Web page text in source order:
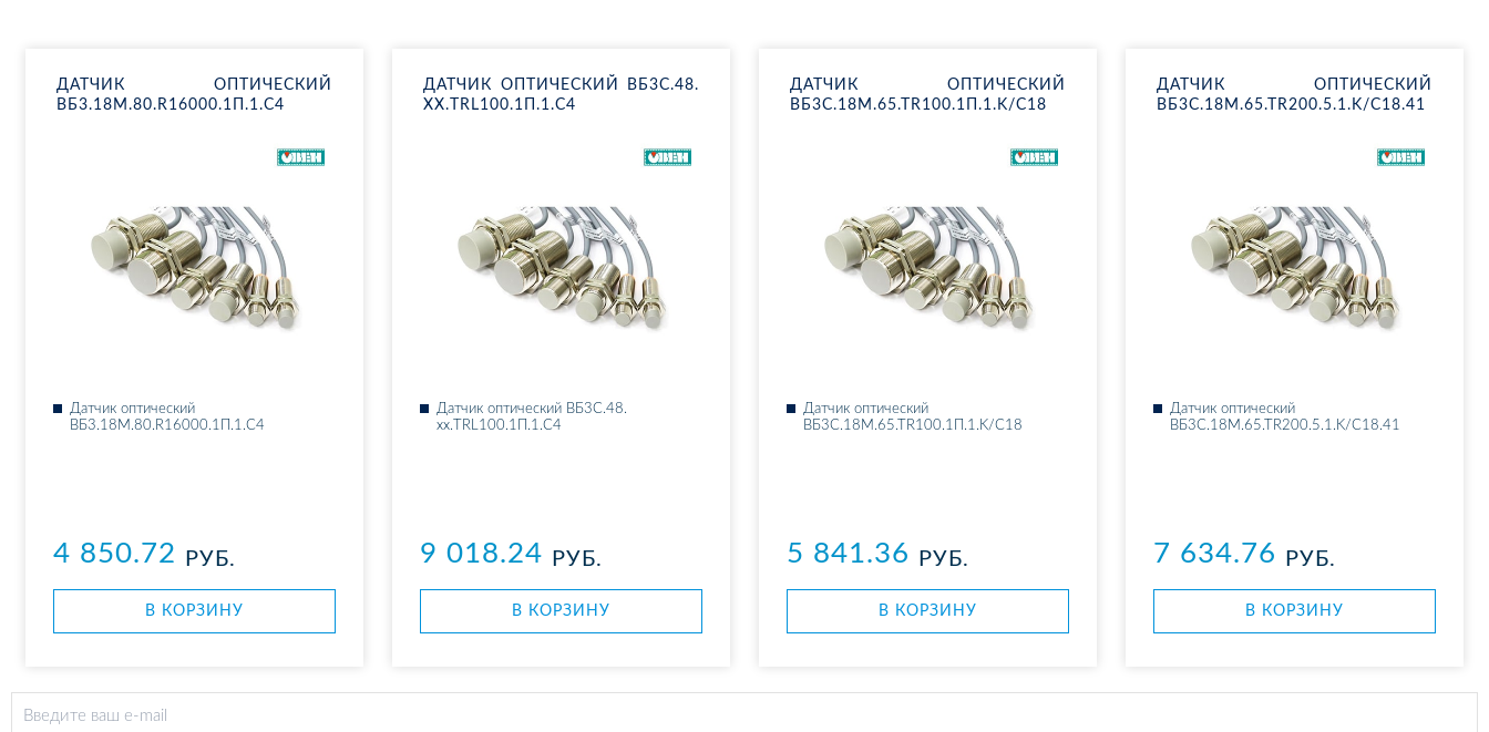
ДАТ­ЧИК ОП­ТИ­ЧЕ­СКИЙ
ВБ3.18М.80.R16000.1П.1.С4
Дат­чик оп­ти­че­ский
ВБ3.18М.80.R16000.1П.1.С4
4 850.72 РУБ.
В КОР­ЗИ­НУ
ДАТ­ЧИК ОП­ТИ­ЧЕ­СКИЙ ВБ3С.48.​
XX.ТRL100.1П.1.C4
Дат­чик оп­ти­че­ский ВБ3С.48.​
xx.ТRL100.1П.1.C4
9 018.24 РУБ.
В КОР­ЗИ­НУ
ДАТ­ЧИК ОП­ТИ­ЧЕ­СКИЙ
ВБ3С.18М.65.ТR100.1П.1.K/C18
Дат­чик оп­ти­че­ский
ВБ3С.18М.65.ТR100.1П.1.K/C18
5 841.36 РУБ.
В КОР­ЗИ­НУ
ДАТ­ЧИК ОП­ТИ­ЧЕ­СКИЙ
ВБ3С.18М.65.ТR200.5.1.K/C18.41
Дат­чик оп­ти­че­ский
ВБ3С.18М.65.ТR200.5.1.K/C18.41
7 634.76 РУБ.
В КОР­ЗИ­НУ